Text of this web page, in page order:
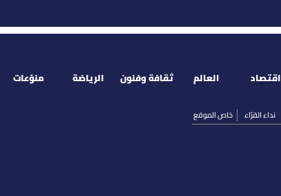
نداء القرّاء خاص الموقع
اقتصاد العالم ثقافة وفنون الرياضة منوّعات